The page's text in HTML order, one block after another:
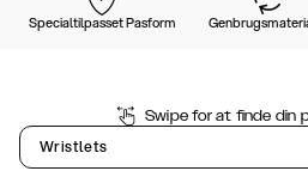
Specialtilpasset Pasform
Swipe for at finde din
Wristlets